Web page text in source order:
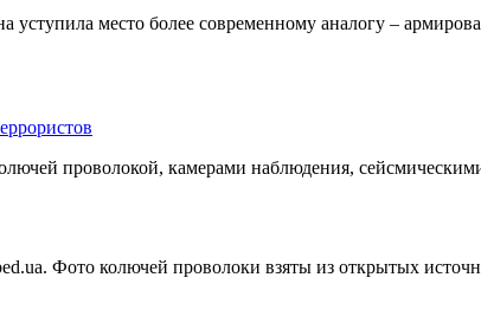
уступила место более современному аналогу –
проволокой, камерами наблюдения,
Фото колючей проволоки взяты из открытых